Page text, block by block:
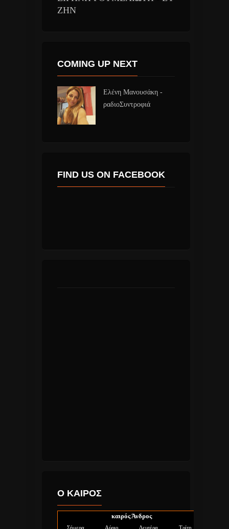
ΖΗΝ
COMING UP NEXT
Ελένη Μανουσάκη -
ραδιοΣυντροφιά
FIND US ON FACEBOOK
Ο ΚΑΙΡΟΣ
καιρός Άνδρος